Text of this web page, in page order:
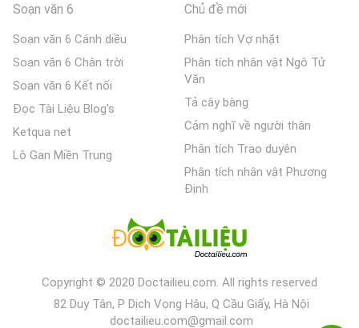
Soạn văn 6
Soạn văn 6 Cánh diều
Soạn văn 6 Chân trời
Soạn văn 6 Kết nối
Đọc Tài Liệu Blog's
Ketqua net
Lô Gan Miền Trung
Chủ đề mới
Phân tích Vợ nhặt
Phân tích nhân vật Ngô Tử
Văn
Tả cây bàng
Cảm nghĩ về người thân
Phân tích Trao duyên
Phân tích nhân vật Phương
Định
Copyright © 2020 Doctailieu.com. All rights reserved
82 Duy Tân, P Dịch Vọng Hậu, Q Cầu Giấy, Hà Nội
doctailieu.com@gmail.com